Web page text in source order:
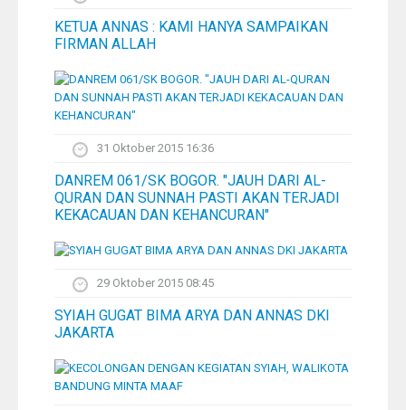
KETUA ANNAS : KAMI HANYA SAMPAIKAN
FIRMAN ALLAH
31 Oktober 2015 16:36
DANREM 061/SK BOGOR. "JAUH DARI AL-
QURAN DAN SUNNAH PASTI AKAN TERJADI
KEKACAUAN DAN KEHANCURAN"
29 Oktober 2015 08:45
SYIAH GUGAT BIMA ARYA DAN ANNAS DKI
JAKARTA